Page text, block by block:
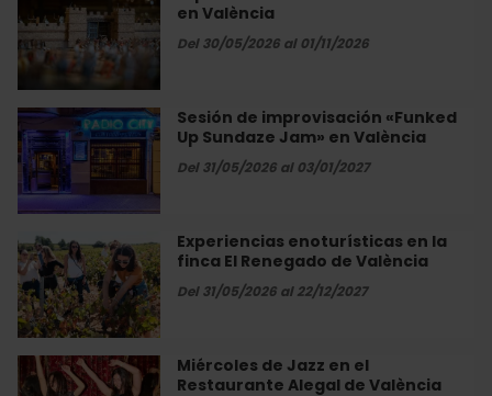
Renegado
de
València
en València
Del 30/05/2026 al 01/11/2026
«Roma
en
miniatura»
en
València
Sesión de improvisación «Funked
Up Sundaze Jam» en València
Del 31/05/2026 al 03/01/2027
Sesión
de
improvisación
«Funked
Up
Sundaze
Jam»
en
València
Experiencias enoturísticas en la
finca El Renegado de València
Del 31/05/2026 al 22/12/2027
Experiencias
enoturísticas
en
la
finca
El
Renegado
Miércoles de Jazz en el
Restaurante Alegal de València
Miércoles
de